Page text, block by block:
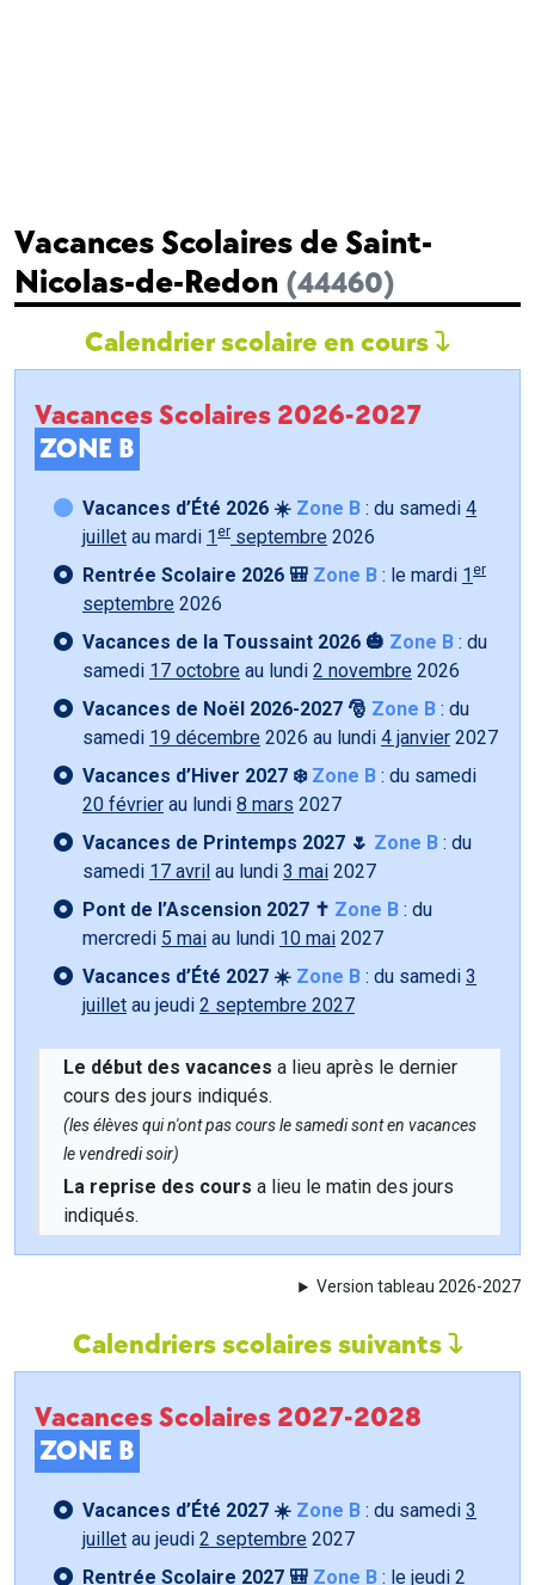
Vacances Scolaires de Saint-
Nicolas-de-Redon (44460)
Calendrier scolaire en cours
Vacances Scolaires 2026-2027
ZONE B
Vacances d’Été 2026 ☀️ Zone B : du samedi 4
juillet au mardi 1 er septembre 2026
Rentrée Scolaire 2026 🎒 Zone B : le mardi 1 er
septembre 2026
Vacances de la Toussaint 2026 🎃 Zone B : du
samedi 17 octobre au lundi 2 novembre 2026
Vacances de Noël 2026-2027 🎅 Zone B : du
samedi 19 décembre 2026 au lundi 4 janvier 2027
Vacances d’Hiver 2027 ❄️ Zone B : du samedi
20 février au lundi 8 mars 2027
Vacances de Printemps 2027 🌷 Zone B : du
samedi 17 avril au lundi 3 mai 2027
Pont de l’Ascension 2027 ✝️ Zone B : du
mercredi 5 mai au lundi 10 mai 2027
Vacances d’Été 2027 ☀️ Zone B : du samedi 3
juillet au jeudi 2 septembre 2027
Le début des vacances a lieu après le dernier
cours des jours indiqués.
(les élèves qui n'ont pas cours le samedi sont en vacances
le vendredi soir)
La reprise des cours a lieu le matin des jours
indiqués.
Version tableau 2026-2027
Calendriers scolaires suivants
Vacances Scolaires 2027-2028
ZONE B
Vacances d’Été 2027 ☀️ Zone B : du samedi 3
juillet au jeudi 2 septembre 2027
Rentrée Scolaire 2027 🎒 Zone B : le jeudi 2